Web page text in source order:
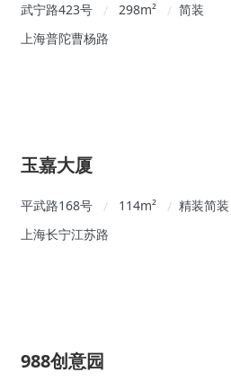
武宁路423号 / 298m² / 简装
上海普陀曹杨路
玉嘉大厦
平武路168号 / 114m² / 精装简装
上海长宁江苏路
988创意园